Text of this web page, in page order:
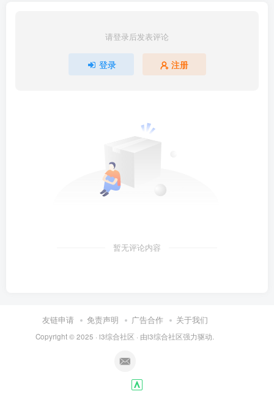
请登录后发表评论
登录 注册
暂无评论内容
友链申请 免责声明 广告合作 关于我们
Copyright © 2025 · i3综合社区 · 由i3综合社区强力驱动.